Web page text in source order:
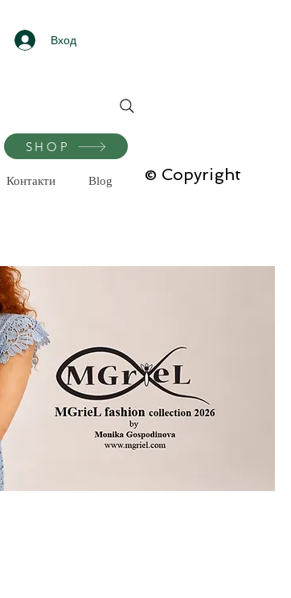
Вход
SHOP
Контакти Blog © Copyright